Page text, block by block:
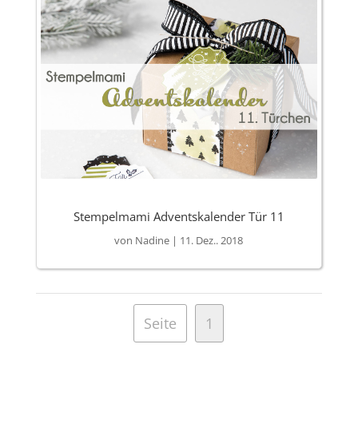
Stempelmami Adventskalender Tür 11
von Nadine | 11. Dez.. 2018
Seite 1